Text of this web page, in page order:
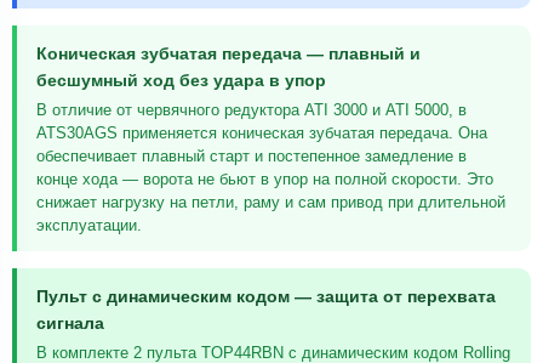
Коническая зубчатая передача — плавный и
бесшумный ход без удара в упор
В отличие от червячного редуктора ATI 3000 и ATI 5000, в
ATS30AGS применяется коническая зубчатая передача. Она
обеспечивает плавный старт и постепенное замедление в
конце хода — ворота не бьют в упор на полной скорости. Это
снижает нагрузку на петли, раму и сам привод при длительной
эксплуатации.
Пульт с динамическим кодом — защита от перехвата
сигнала
В комплекте 2 пульта TOP44RBN с динамическим кодом Rolling